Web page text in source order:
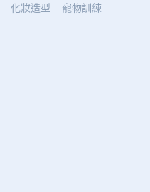
化妝造型
寵物訓練